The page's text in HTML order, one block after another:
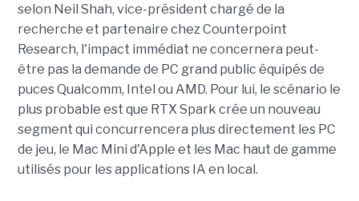
selon Neil Shah, vice-président chargé de la
recherche et partenaire chez Counterpoint
Research, l'impact immédiat ne concernera peut-
être pas la demande de PC grand public équipés de
puces Qualcomm, Intel ou AMD. Pour lui, le scénario le
plus probable est que RTX Spark crée un nouveau
segment qui concurrencera plus directement les PC
de jeu, le Mac Mini d'Apple et les Mac haut de gamme
utilisés pour les applications IA en local.